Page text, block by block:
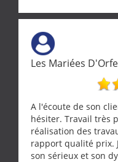
Les Mariées
A l'écoute de son
hésiter. Travail très
réalisation des
rapport qualité prix.
son sérieux et son